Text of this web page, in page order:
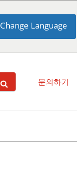
Change Language
문의하기